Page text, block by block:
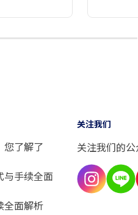
7 8 9 10
您了解了
与手续全面
全面解析
关注我们
关注我们的